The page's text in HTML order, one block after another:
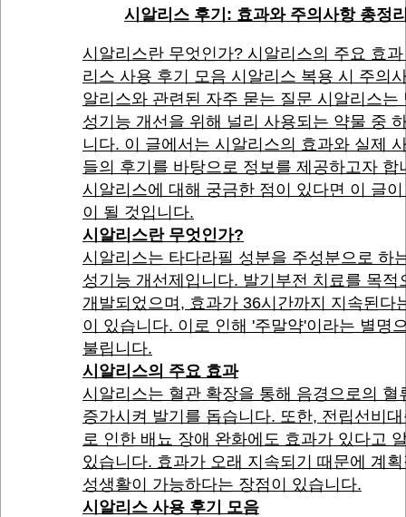
시알리스 후기: 효과와 주의사항 총정
시알리스란 무엇인가? 시알리스의 주요 효
리스 사용 후기 모음 시알리스 복용 시 주의
알리스와 관련된 자주 묻는 질문 시알리스는
성기능 개선을 위해 널리 사용되는 약물 중
니다. 이 글에서는 시알리스의 효과와 실제
들의 후기를 바탕으로 정보를 제공하고자 합
시알리스에 대해 궁금한 점이 있다면 이 글
이 될 것입니다.
시알리스란 무엇인가?
시알리스는 타다라필 성분을 주성분으로 하
성기능 개선제입니다. 발기부전 치료를 목적
개발되었으며, 효과가 36시간까지 지속된다
이 있습니다. 이로 인해 '주말약'이라는 별명
불립니다.
시알리스의 주요 효과
시알리스는 혈관 확장을 통해 음경으로의 혈
증가시켜 발기를 돕습니다. 또한, 전립선비
로 인한 배뇨 장애 완화에도 효과가 있다고
있습니다. 효과가 오래 지속되기 때문에 계
성생활이 가능하다는 장점이 있습니다.
시알리스 사용 후기 모음